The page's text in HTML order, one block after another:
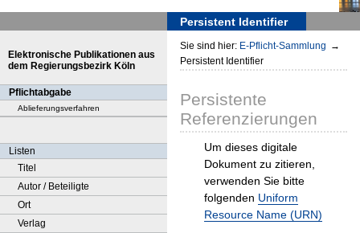
Persistent Identifier
Elektronische Publikationen aus
dem Regierungsbezirk Köln
Pflichtabgabe
Ablieferungsverfahren
Listen
Titel
Autor / Beteiligte
Ort
Verlag
Sie sind hier: E-Pflicht-Sammlung →
Persistent Identifier
Persistente
Referenzierungen
Um dieses digitale
Dokument zu zitieren,
verwenden Sie bitte
folgenden Uniform
Resource Name (URN)